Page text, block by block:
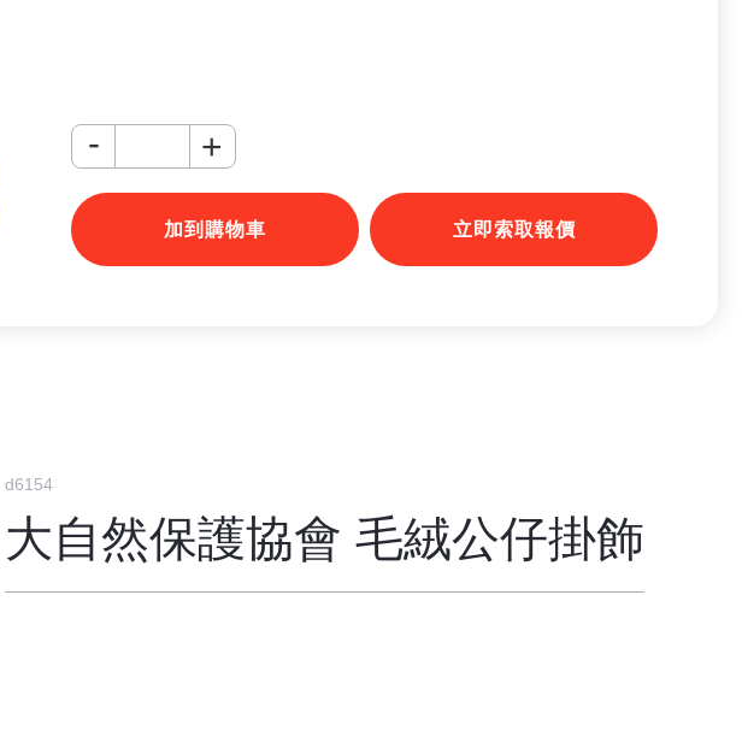
- +
加到購物車 立即索取報價
d6154
大自然保護協會 毛絨公仔掛飾